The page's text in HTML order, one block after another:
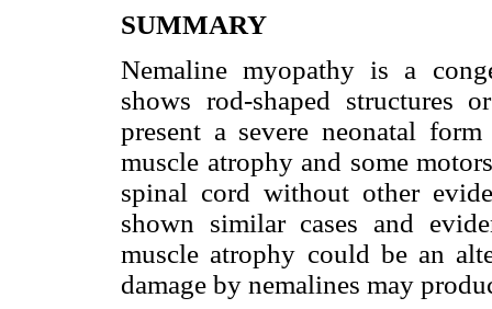
SUMMARY
Nemaline myopathy is a
shows rod-shaped structures
present a severe neonatal
muscle atrophy and some
spinal cord without other
shown similar cases and
muscle atrophy could be an
damage by nemalines may